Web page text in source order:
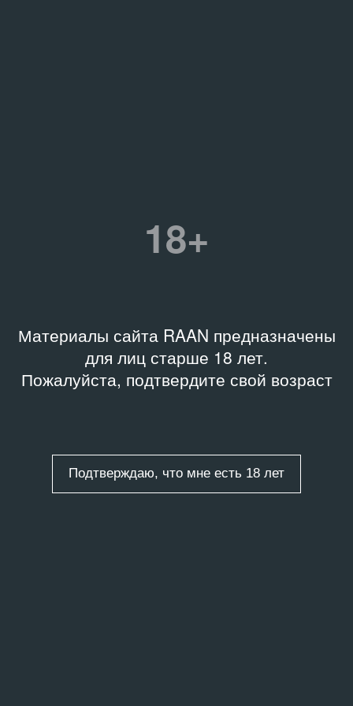
18+
Материалы сайта RAAN предназначены
для лиц старше 18 лет.
Пожалуйста, подтвердите свой возраст
Подтверждаю, что мне есть 18 лет